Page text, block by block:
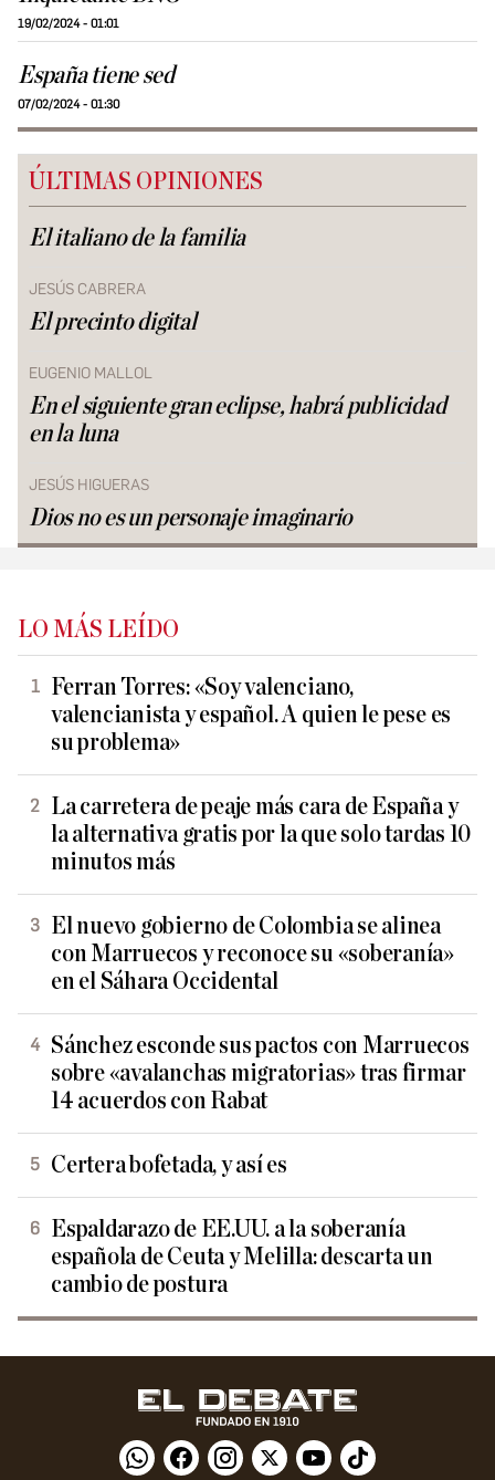
19/02/2024 - 01:01
España tiene sed
07/02/2024 - 01:30
ÚLTIMAS OPINIONES
El italiano de la familia
JESÚS CABRERA
El precinto digital
EUGENIO MALLOL
En el siguiente gran eclipse, habrá publicidad
en la luna
JESÚS HIGUERAS
Dios no es un personaje imaginario
LO MÁS LEÍDO
Ferran Torres: «Soy valenciano,
valencianista y español. A quien le pese es
su problema»
La carretera de peaje más cara de España y
la alternativa gratis por la que solo tardas 10
minutos más
El nuevo gobierno de Colombia se alinea
con Marruecos y reconoce su «soberanía»
en el Sáhara Occidental
Sánchez esconde sus pactos con Marruecos
sobre «avalanchas migratorias» tras firmar
14 acuerdos con Rabat
Certera bofetada, y así es
Espaldarazo de EE.UU. a la soberanía
española de Ceuta y Melilla: descarta un
cambio de postura